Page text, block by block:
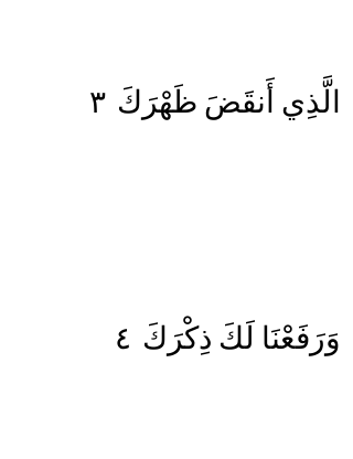
الَّذِي أَنقَضَ ظَهْرَكَ ٣
وَرَفَعْنَا لَكَ ذِكْرَكَ ٤